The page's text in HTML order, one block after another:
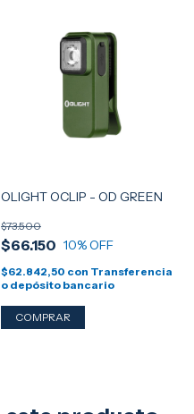
OLIGHT OCLIP - OD GREEN
$66.150
$73.500
10% OFF
$62.842,50 con Transferencia
o depósito bancario